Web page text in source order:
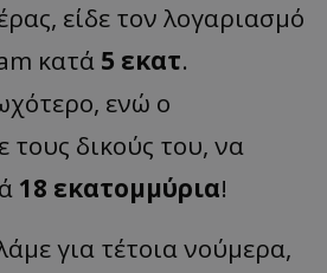
είδε τον λογαριασμό
κατά 5 εκατ.
ενώ ο
τους δικούς του, να
18 εκατομμύρια!
για τέτοια νούμερα,